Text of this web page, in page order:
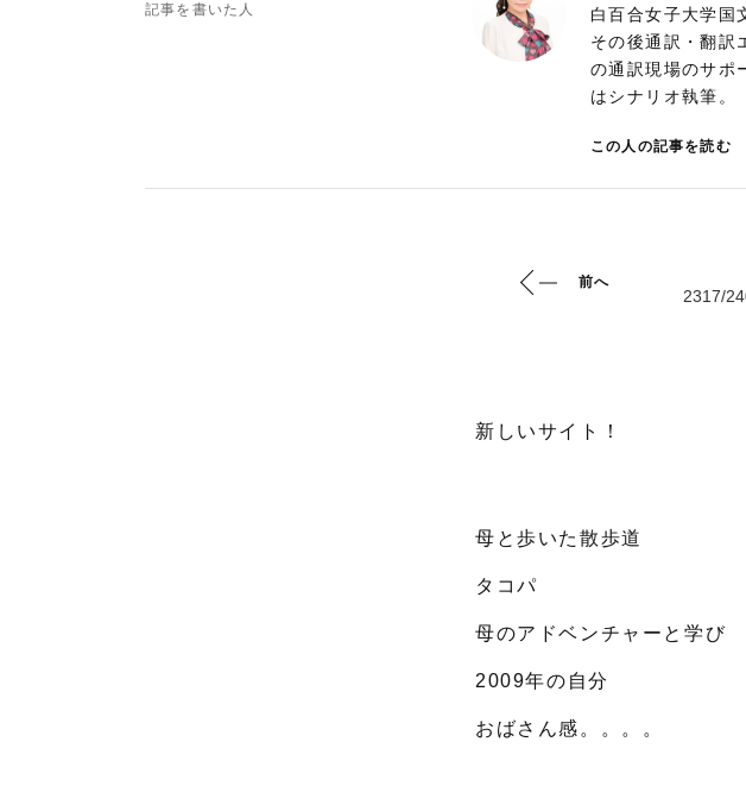
記事を書いた人
白百合女子大学国
その後通訳・翻訳
の通訳現場のサポ
はシナリオ執筆。
この人の記事を読む
前へ
新しいサイト！
母と歩いた散歩道
タコパ
母のアドベンチャーと学び
2009年の自分
おばさん感。。。。